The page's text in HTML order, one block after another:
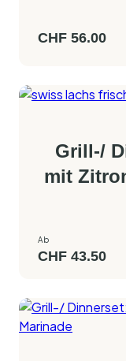
CHF 56.00
Grill-/
mit
Ab
CHF 43.50